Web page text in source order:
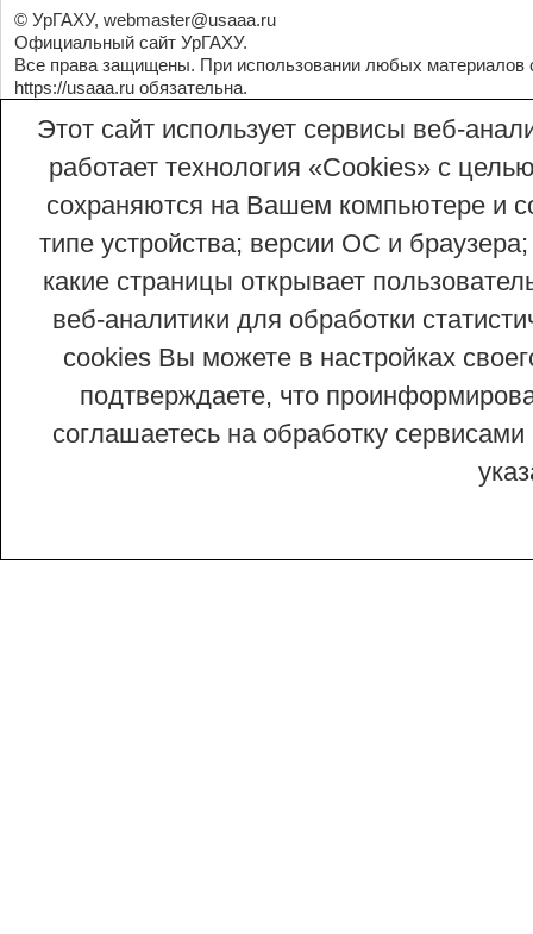
© УрГАХУ, webmaster@usaaa.ru
Официальный сайт УрГАХУ.
Все права защищены. При использовании любых материалов
https://usaaa.ru обязательна.
Этот сайт использует сервисы веб-
работает технология «Сookies» с
сохраняются на Вашем компьютере и
типе устройства; версии ОС и
какие страницы открывает
веб-аналитики для обработки
cookies Вы можете в настройках
подтверждаете, что
соглашаетесь на обработку